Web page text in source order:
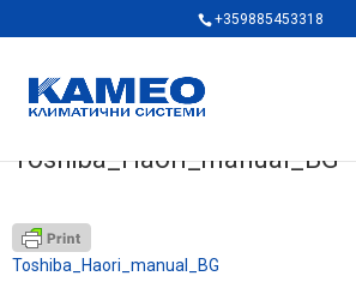
+359885453318
Toshiba_Haori_manual_BG
Toshiba_Haori_manual_BG